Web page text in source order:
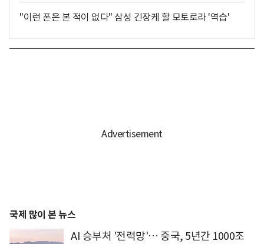
"이런 폰은 본 적이 없다" 삼성 긴장케 할 모토로라 '역습'
국제 많이 본 뉴스
AI 승부처 '전력망'… 중국, 5년간 1000조